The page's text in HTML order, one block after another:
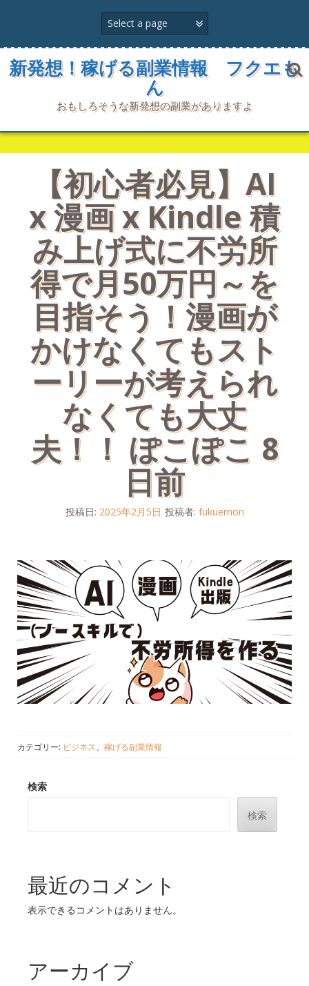
ン
プ
新発想！稼げる副業情報 フクエも
ん
おもしろそうな新発想の副業がありますよ
【初心者必見】AI
x 漫画 x Kindle 積
み上げ式に不労所
得で月50万円～を
目指そう！漫画が
かけなくてもスト
ーリーが考えられ
なくても大丈
夫！！ ぽこぽこ 8
日前
投稿日: 2025年2月5日 投稿者: fukuemon
カテゴリー: ビジネス、 稼げる副業情報
検索
検索
最近のコメント
表示できるコメントはありません。
アーカイブ